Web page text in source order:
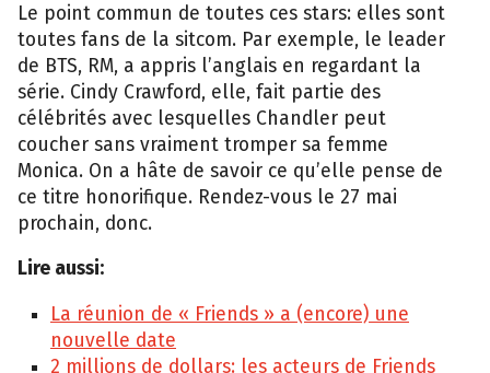
Le point commun de toutes ces stars: elles sont
toutes fans de la sitcom. Par exemple, le leader
de BTS, RM, a appris l’anglais en regardant la
série. Cindy Crawford, elle, fait partie des
célébrités avec lesquelles Chandler peut
coucher sans vraiment tromper sa femme
Monica. On a hâte de savoir ce qu’elle pense de
ce titre honorifique. Rendez-vous le 27 mai
prochain, donc.
Lire aussi:
La réunion de « Friends » a (encore) une
nouvelle date
2 millions de dollars: les acteurs de Friends